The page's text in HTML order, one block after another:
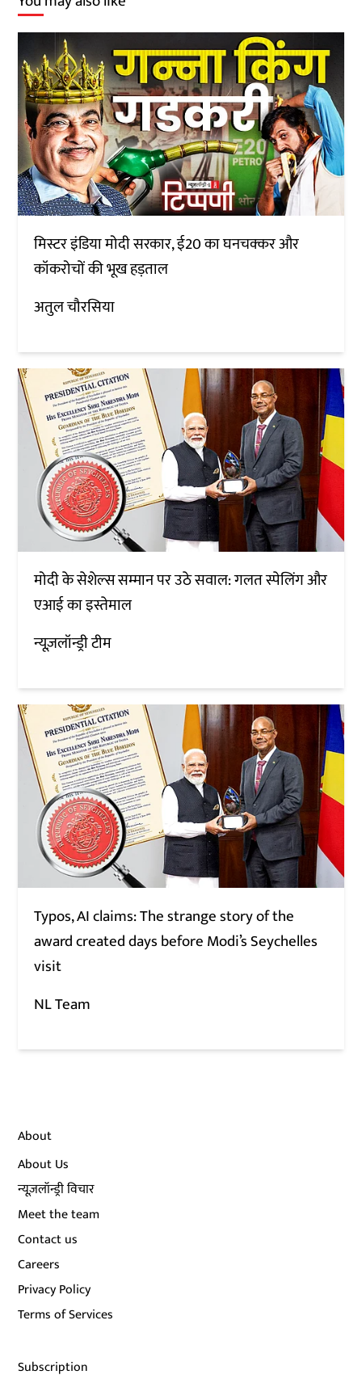
मिस्टर इंडिया मोदी सरकार, ई20 का घनचक्कर और
कॉकरोचों की भूख हड़ताल
अतुल चौरसिया
मोदी के सेशेल्स सम्मान पर उठे सवाल: गलत स्पेलिंग और
एआई का इस्तेमाल
न्यूज़लॉन्ड्री टीम
Typos, AI claims: The strange story of the
award created days before Modi’s Seychelles
visit
NL Team
About
About Us
न्यूज़लॉन्ड्री विचार
Meet the team
Contact us
Careers
Privacy Policy
Terms of Services
Subscription